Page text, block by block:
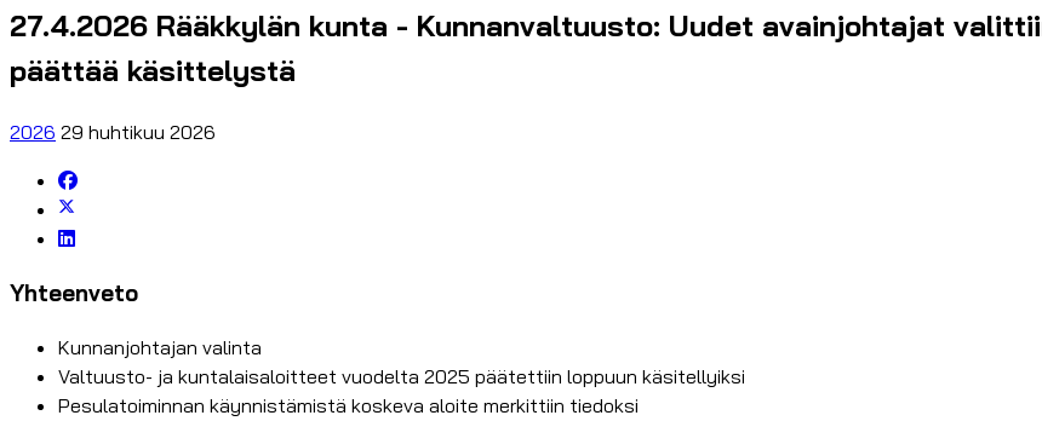
27.4.2026 Rääkkylän kunta - Kunnanvaltuusto: Uudet avainjohtajat
päättää käsittelystä
2026 29 huhtikuu 2026
Yhteenveto
Kunnanjohtajan valinta
Valtuusto- ja kuntalaisaloitteet vuodelta 2025 päätettiin loppuun käsitellyiksi
Pesulatoiminnan käynnistämistä koskeva aloite merkittiin tiedoksi